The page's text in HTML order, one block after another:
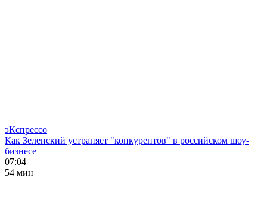
эКспрессо
Как Зеленский устраняет "конкурентов" в российском шоу-
бизнесе
07:04
54 мин